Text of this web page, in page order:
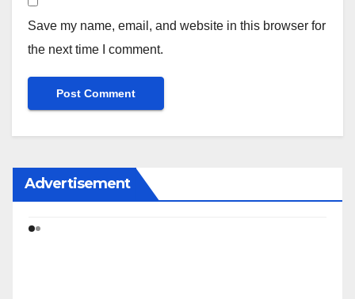
Save my name, email, and website in this browser for
the next time I comment.
Advertisement